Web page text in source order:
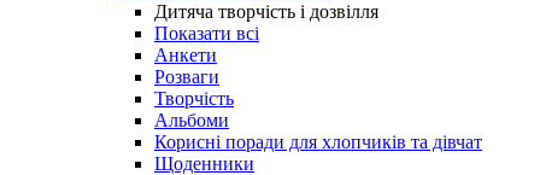
Дитяча творчість і дозвілля
Показати всі
Анкети
Розваги
Творчість
Альбоми
Корисні поради для хлопчиків та дівчат
Щоденники